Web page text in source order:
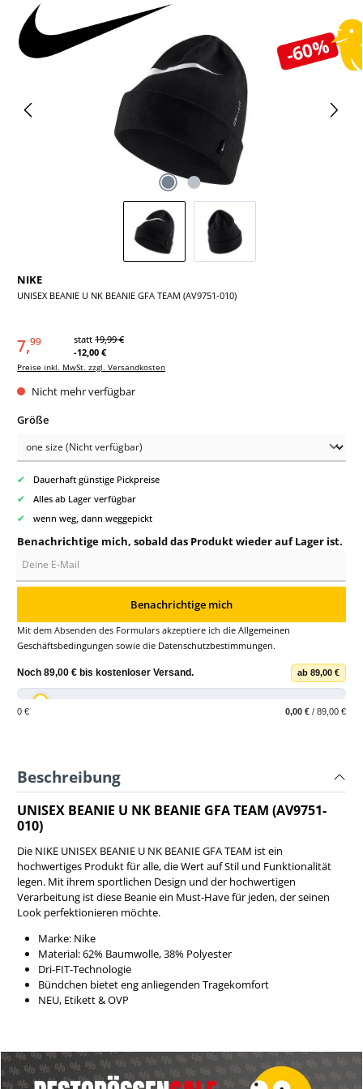
-60%
Bildergalerie überspringen
NIKE
UNISEX BEANIE U NK BEANIE GFA TEAM (AV9751-010)
7,99 statt 19,99 €
-12,00 €
Preise inkl. MwSt. zzgl. Versandkosten
Nicht mehr verfügbar
Größeauswählen
✔ Dauerhaft günstige Pickpreise
✔ Alles ab Lager verfügbar
✔ wenn weg, dann weggepickt
Benachrichtige mich, sobald das Produkt wieder auf Lager ist.
Benachrichtige mich
Mit dem Absenden des Formulars akzeptiere ich die Allgemeinen
Geschäftsbedingungen sowie die Datenschutzbestimmungen.
Noch 89,00 € bis kostenloser Versand. ab 89,00 €
0 € 0,00 € / 89,00 €
Beschreibung
UNISEX BEANIE U NK BEANIE GFA TEAM (AV9751-
010)
Die NIKE UNISEX BEANIE U NK BEANIE GFA TEAM ist ein
hochwertiges Produkt für alle, die Wert auf Stil und Funktionalität
legen. Mit ihrem sportlichen Design und der hochwertigen
Verarbeitung ist diese Beanie ein Must-Have für jeden, der seinen
Look perfektionieren möchte.
Marke: Nike
Material: 62% Baumwolle, 38% Polyester
Dri-FIT-Technologie
Bündchen bietet eng anliegenden Tragekomfort
NEU, Etikett & OVP